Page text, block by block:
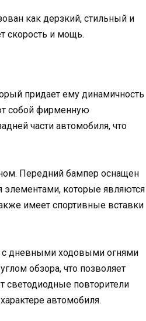
как дерзкий, стильный и
скорость и мощь.
придает ему динамичность
собой фирменную
части автомобиля, что
Передний бампер оснащен
которые являются
имеет спортивные вставки
с дневными ходовыми огнями
обзора, что позволяет
повторители
автомобиля.